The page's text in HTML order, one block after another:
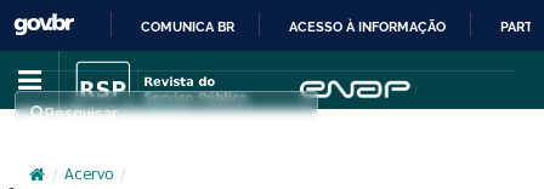
IR
PARA
COMUNICA BR ACESSO À INFORMAÇÃO
Pesquisar
/ Acervo /